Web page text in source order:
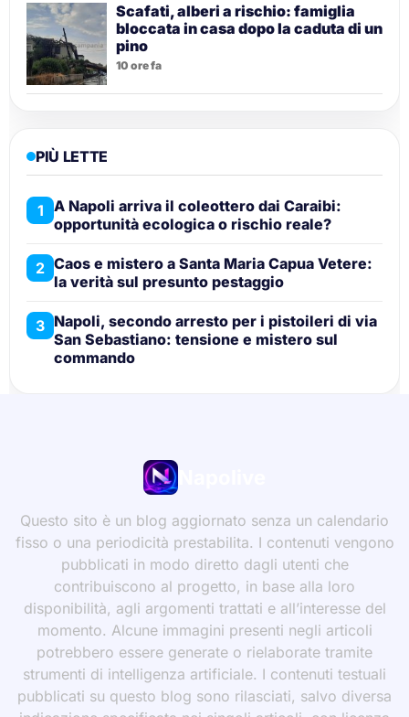
Scafati, alberi a rischio: famiglia
bloccata in casa dopo la caduta di un
pino
10 ore fa
PIÙ LETTE
1 A Napoli arriva il coleottero dai Caraibi:
opportunità ecologica o rischio reale?
2 Caos e mistero a Santa Maria Capua Vetere:
la verità sul presunto pestaggio
3 Napoli, secondo arresto per i pistoileri di via
San Sebastiano: tensione e mistero sul
commando
Questo sito è un blog aggiornato senza un calendario
fisso o una periodicità prestabilita. I contenuti vengono
pubblicati in modo diretto dagli utenti che
contribuiscono al progetto, in base alla loro
disponibilità, agli argomenti trattati e all’interesse del
momento. Alcune immagini presenti negli articoli
potrebbero essere generate o rielaborate tramite
strumenti di intelligenza artificiale. I contenuti testuali
pubblicati su questo blog sono rilasciati, salvo diversa